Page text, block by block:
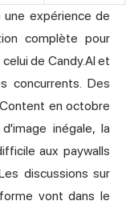
expérience de
complète pour
de Candy.AI et
concurrents. Des
en octobre
inégale, la
aux paywalls
discussions sur
vont dans le